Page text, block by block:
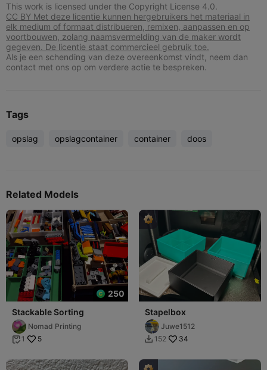
This work is licensed under the Copyright License 4.0.
CC BY Met deze licentie kunnen hergebruikers het materiaal in
elk medium of formaat distribueren, remixen, aanpassen en op
voortbouwen, zolang naamsvermelding van de maker wordt
gegeven. De licentie staat commercieel gebruik toe.
Als je een schending van deze overeenkomst vindt, neem dan
contact met ons op om verdere actie te bespreken.
Tags
opslag opslagcontainer container doos
Related Models
250
Stackable Sorting
Nomad Printing
 1 5
Stapelbox
Juwe1512
 152 34